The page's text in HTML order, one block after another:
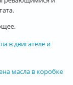
в двигателе и
масла в коробке